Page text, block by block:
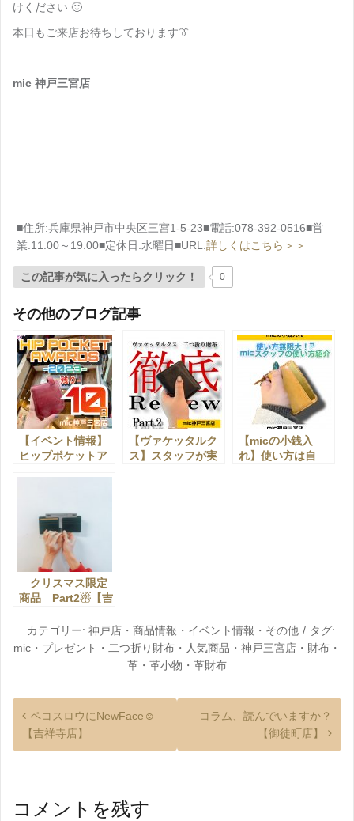
けください 🙂
本日もご来店お待ちしております👔
mic 神戸三宮店
■住所:兵庫県神戸市中央区三宮1-5-23■電話:078-392-0516■営
業:11:00～19:00■定休日:水曜日■URL:詳しくはこちら＞＞
この記事が気に入ったらクリック！ 0
その他のブログ記事
【イベント情報】
ヒップポケットア
【ヴァケッタルク
ス】スタッフが実
【micの小銭入
れ】使い方は自
クリスマス限定
商品 Part2☃【吉
カテゴリー: 神戸店 ・ 商品情報 ・ イベント情報 ・ その他
タグ:
mic ・ プレゼント ・ 二つ折り財布 ・ 人気商品 ・ 神戸三宮店 ・ 財布 ・
革 ・ 革小物 ・ 革財布
ペコスロウにNewFace☺
【吉祥寺店】
コラム、読んでいますか？
【御徒町店】
コメントを残す